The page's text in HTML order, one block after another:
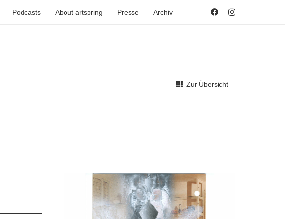
Podcasts About artspring Presse Archiv
Zur Übersicht